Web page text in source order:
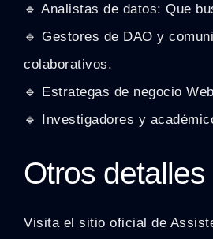
🔹 Analistas de datos: Que
🔹 Gestores de DAO y
colaborativos.
🔹 Estrategas de negocio
🔹 Investigadores y
Otros detalles
Visita el sitio oficial de